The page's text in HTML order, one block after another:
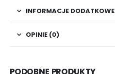
INFORMACJE DODATKOWE
OPINIE (0)